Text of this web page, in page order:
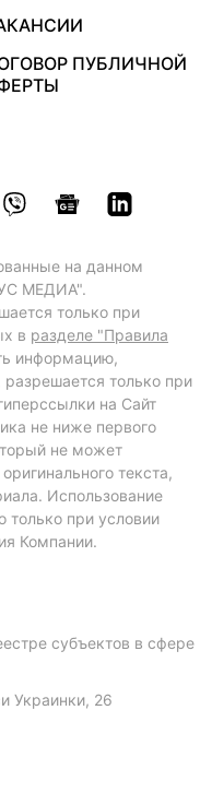
ПУБЛИЧНОЙ
на данном
МЕДИА".
только при
в разделе "Правила
информацию,
только при
на Сайт
не ниже первого
не может
текста,
Использование
только при условии
Компании.
субъектов в сфере
Украинки, 26